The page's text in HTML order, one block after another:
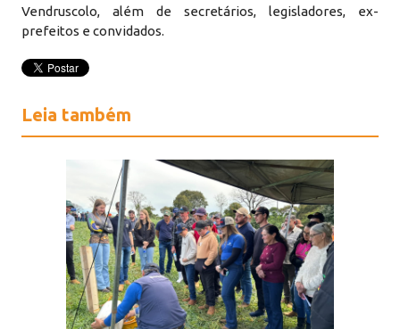
Vendruscolo, além de secretários, legisladores, ex-
prefeitos e convidados.
Leia também